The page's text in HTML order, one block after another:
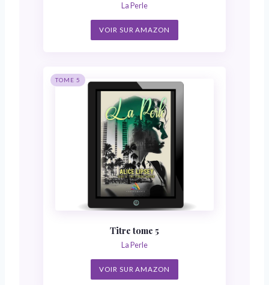
La Perle
VOIR SUR AMAZON
TOME 5
Titre tome 5
La Perle
VOIR SUR AMAZON